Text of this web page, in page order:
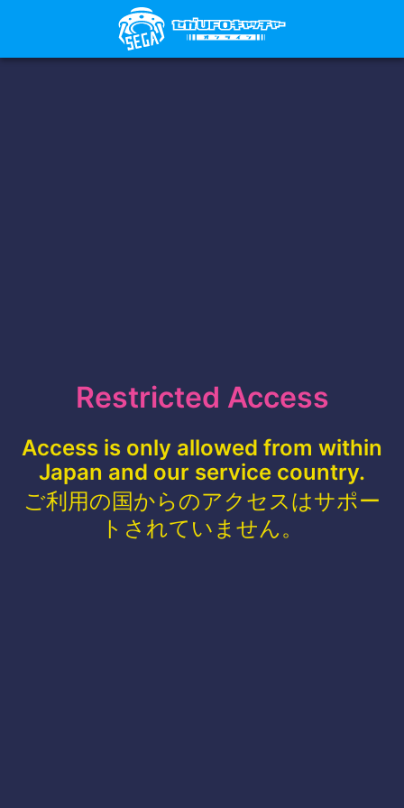
Restricted Access
Access is only allowed from within
Japan and our service country.
ご利用の国からのアクセスはサポー
トされていません。